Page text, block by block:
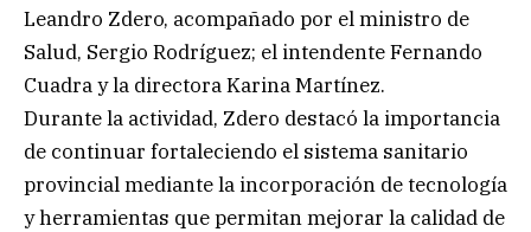
Leandro Zdero, acompañado por el ministro de
Salud, Sergio Rodríguez; el intendente Fernando
Cuadra y la directora Karina Martínez.
Durante la actividad, Zdero destacó la importancia
de continuar fortaleciendo el sistema sanitario
provincial mediante la incorporación de tecnología
y herramientas que permitan mejorar la calidad de